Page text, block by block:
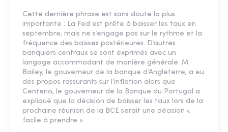
Cette dernière phrase est sans doute la plus
importante : La Fed est prête à baisser les taux en
septembre, mais ne s’engage pas sur le rythme et la
fréquence des baisses postérieures. D’autres
banquiers centraux se sont exprimés avec un
langage accommodant de manière générale. M.
Bailey, le gouverneur de la banque d’Angleterre, a eu
des propos rassurants sur l’inflation alors que
Centeno, le gouverneur de la Banque du Portugal a
expliqué que la décision de baisser les taux lors de la
prochaine réunion de la BCE serait une décision «
facile à prendre ».